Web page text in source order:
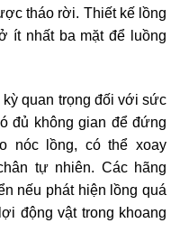
tháo rời. Thiết kế lồng
ít nhất ba mặt để luồng
quan trọng đối với sức
đủ không gian để đứng
nóc lồng, có thể xoay
tự nhiên. Các hãng
nếu phát hiện lồng quá
động vật trong khoang